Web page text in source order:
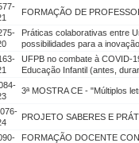
FORMAÇÃO DE
Práticas colaborativas entre
possibilidades para a
UFPB no combate à COVID-
Educação Infantil (antes,
3ª MOSTRA CE - "Múltiplos
PROJETO SABERES E
FORMAÇÃO DOCENTE